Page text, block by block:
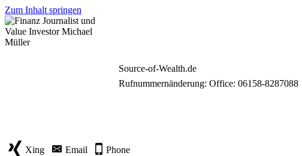
Zum Inhalt springen
Source-of-Wealth.de
Rufnummernänderung: Office: 06158-8287088
Xing Email Phone